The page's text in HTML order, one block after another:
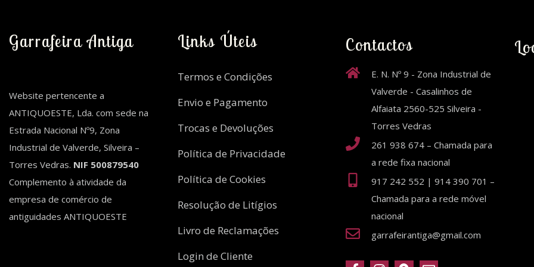
Garrafeira Antiga
Website pertencente a
ANTIQUOESTE, Lda. com sede na
Estrada Nacional Nº9, Zona
Industrial de Valverde, Silveira –
Torres Vedras. NIF 500879540
Complemento à atividade da
empresa de comércio de
antiguidades ANTIQUOESTE
Links Úteis
Termos e Condições
Envio e Pagamento
Trocas e Devoluções
Política de Privacidade
Política de Cookies
Resolução de Litígios
Livro de Reclamações
Login de Cliente
Contactos
E. N. Nº 9 - Zona Industrial de
Valverde - Casalinhos de
Alfaiata 2560-525 Silveira -
Torres Vedras
261 938 674 – Chamada para
a rede fixa nacional
917 242 552 | 914 390 701 –
Chamada para a rede móvel
nacional
garrafeirantiga@gmail.com